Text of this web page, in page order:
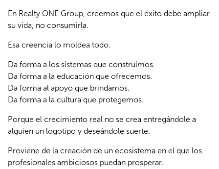
En Realty ONE Group, creemos que el éxito debe ampliar
su vida, no consumirla.
Esa creencia lo moldea todo.
Da forma a los sistemas que construimos.
Da forma a la educación que ofrecemos.
Da forma al apoyo que brindamos.
Da forma a la cultura que protegemos.
Porque el crecimiento real no se crea entregándole a
alguien un logotipo y deseándole suerte.
Proviene de la creación de un ecosistema en el que los
profesionales ambiciosos puedan prosperar.